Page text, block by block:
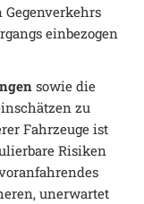
einbezogen
sowie die
zu
Fahrzeuge ist
Risiken
unerwartet